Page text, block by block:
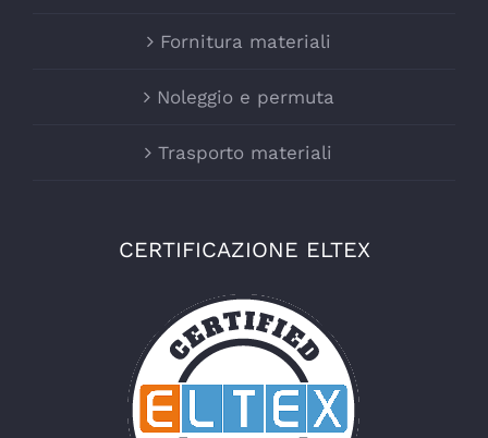
Fornitura materiali
Noleggio e permuta
Trasporto materiali
CERTIFICAZIONE ELTEX